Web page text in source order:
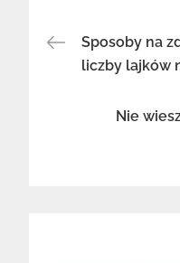
wpisu
Sposoby na
liczby lajków
Nie